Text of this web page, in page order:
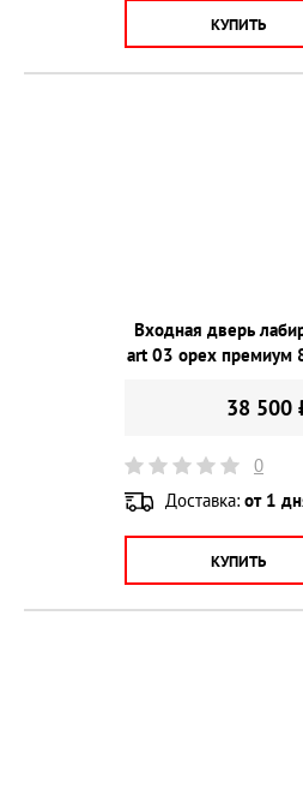
КУПИТЬ
Входная дверь
art 03 орех
38 500
0
Доставка: от 1
КУПИТЬ